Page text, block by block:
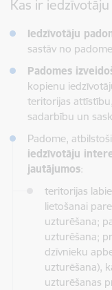
Kas ir
Iedzīvotāju
sastāv no
Padomes
kopienu
teritorijas
sadarbību un
Padome,
iedzīvotāju
jautājumos:
teritorijas
lietošanai
uzturēšana;
uzturēšana;
dzīvnieku
uzturēšana),
uzturēšanas